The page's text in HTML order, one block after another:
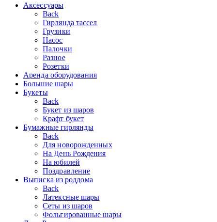
Аксессуары
Back
Гирлянда тассел
Грузики
Насос
Палочки
Разное
Розетки
Аренда оборудования
Большие шары
Букеты
Back
Букет из шаров
Крафт букет
Бумажные гирлянды
Back
Для новорожденных
На День Рождения
На юбилей
Поздравление
Выписка из роддома
Back
Латексные шары
Сеты из шаров
Фольгированные шары